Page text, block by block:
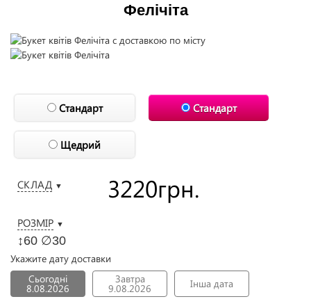
Фелічіта
Стандарт Стандарт
Щедрий
СКЛАД ▼
РОЗМІР ▼
↕60 ∅30
3220грн.
Укажите дату доставки
Сьогодні
8.08.2026
Завтра
9.08.2026 Інша дата